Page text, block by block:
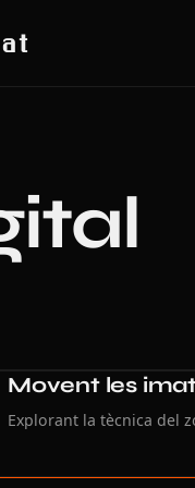
Movent les
Explorant la tècnica del